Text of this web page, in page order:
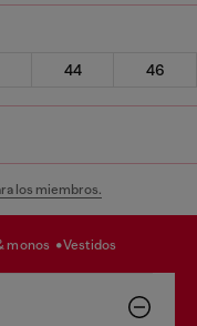
44 46
los miembros.
monos vestidos